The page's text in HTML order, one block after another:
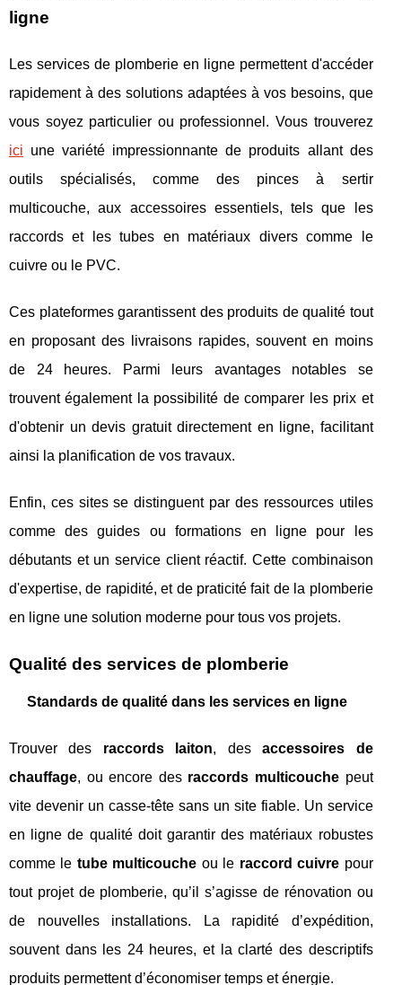
ligne
Les services de plomberie en ligne permettent d'accéder
rapidement à des solutions adaptées à vos besoins, que
vous soyez particulier ou professionnel. Vous trouverez
ici une variété impressionnante de produits allant des
outils spécialisés, comme des pinces à sertir
multicouche, aux accessoires essentiels, tels que les
raccords et les tubes en matériaux divers comme le
cuivre ou le PVC.
Ces plateformes garantissent des produits de qualité tout
en proposant des livraisons rapides, souvent en moins
de 24 heures. Parmi leurs avantages notables se
trouvent également la possibilité de comparer les prix et
d'obtenir un devis gratuit directement en ligne, facilitant
ainsi la planification de vos travaux.
Enfin, ces sites se distinguent par des ressources utiles
comme des guides ou formations en ligne pour les
débutants et un service client réactif. Cette combinaison
d'expertise, de rapidité, et de praticité fait de la plomberie
en ligne une solution moderne pour tous vos projets.
Qualité des services de plomberie
Standards de qualité dans les services en ligne
Trouver des raccords laiton, desaccessoires de
chauffage, ou encore des raccords multicouche peut
vite devenir un casse-tête sans un site fiable. Un service
en ligne de qualité doit garantir des matériaux robustes
comme le tube multicouche ou le raccord cuivre pour
tout projet de plomberie, qu’il s’agisse de rénovation ou
de nouvelles installations. La rapidité d’expédition,
souvent dans les 24 heures, et la clarté des descriptifs
produits permettent d’économiser temps et énergie.